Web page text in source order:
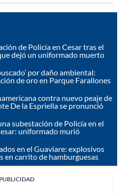
de Policía en Cesar tras el
dejó un uniformado muerto
por daño ambiental:
de oro en Parque Farallones
contra nuevo peaje de
De la Espriella se pronunció
subestación de Policía en el
uniformado murió
en el Guaviare: explosivos
en carrito de hamburguesas
PUBLICIDAD